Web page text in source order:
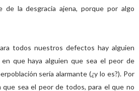
de la desgracia ajena, porque por algo
todos nuestros defectos hay alguien
que haya alguien que sea el peor de
sería alarmante (¿y lo es?). Por
sea el peor de todos, para el que no